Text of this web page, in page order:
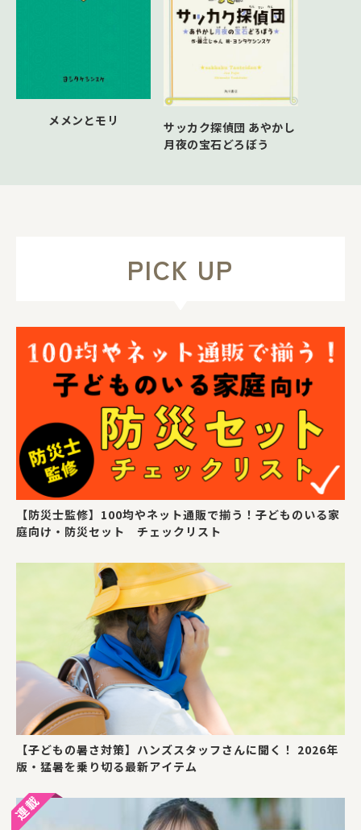
メメンとモリ
サッカク探偵団 あやかし
月夜の宝石どろぼう
PICK UP
【防災士監修】100均やネット通販で揃う！子どものいる家
庭向け・防災セット チェックリスト
【子どもの暑さ対策】ハンズスタッフさんに聞く！ 2026年
版・猛暑を乗り切る最新アイテム